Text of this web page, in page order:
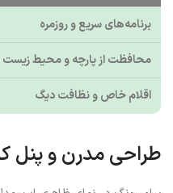
برنامه‌های سریع و روزمره
محافظت از پارچه و محیط زیست
اقلام خاص و نظافت دیگ
طراحی مدرن و پنل